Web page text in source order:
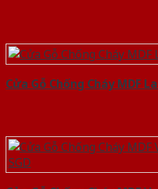
Cửa Gỗ Chống Cháy MDF